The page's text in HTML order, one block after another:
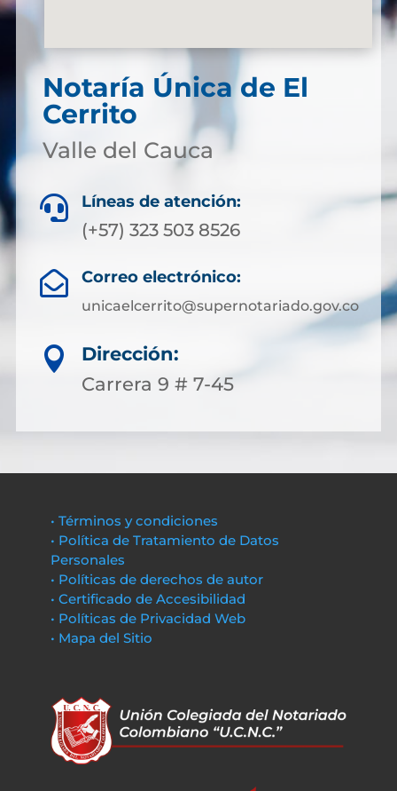
Notaría Única de El
Cerrito
Valle del Cauca
 Líneas de atención:
(+57) 323 503 8526
 Correo electrónico:
unicaelcerrito@supernotariado.gov.co

Dirección:
Carrera 9 # 7-45
• Términos y condiciones
• Política de Tratamiento de Datos
Personales
• Políticas de derechos de autor
• Certificado de Accesibilidad
• Políticas de Privacidad Web
• Mapa del Sitio